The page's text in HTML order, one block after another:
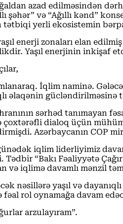
azad edilməsindən
şəhər” və “Ağıllı kənd”
tətbiqi yerli ekosistemin
enerji zonaları elan
Yaşıl enerjinin inkişaf
İqlim naminə.
əlaqənin
sərhəd tanımayan
çoxtərəfli dialoq üçün
Azərbaycanın COP
iqlim liderliyimiz
“Bakı Fəaliyyətə
və iqlimə davamlı mənzil
nəsillərə yaşıl və
rol oynamağa davam
arzulayıram”.